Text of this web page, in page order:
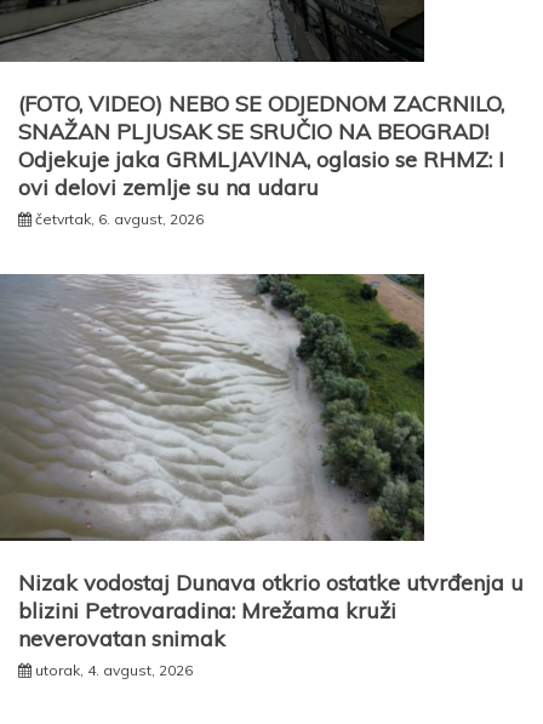
(FOTO, VIDEO) NEBO SE ODJEDNOM ZACRNILO,
SNAŽAN PLJUSAK SE SRUČIO NA BEOGRAD!
Odjekuje jaka GRMLJAVINA, oglasio se RHMZ: I
ovi delovi zemlje su na udaru
četvrtak, 6. avgust, 2026
Nizak vodostaj Dunava otkrio ostatke utvrđenja u
blizini Petrovaradina: Mrežama kruži
neverovatan snimak
utorak, 4. avgust, 2026